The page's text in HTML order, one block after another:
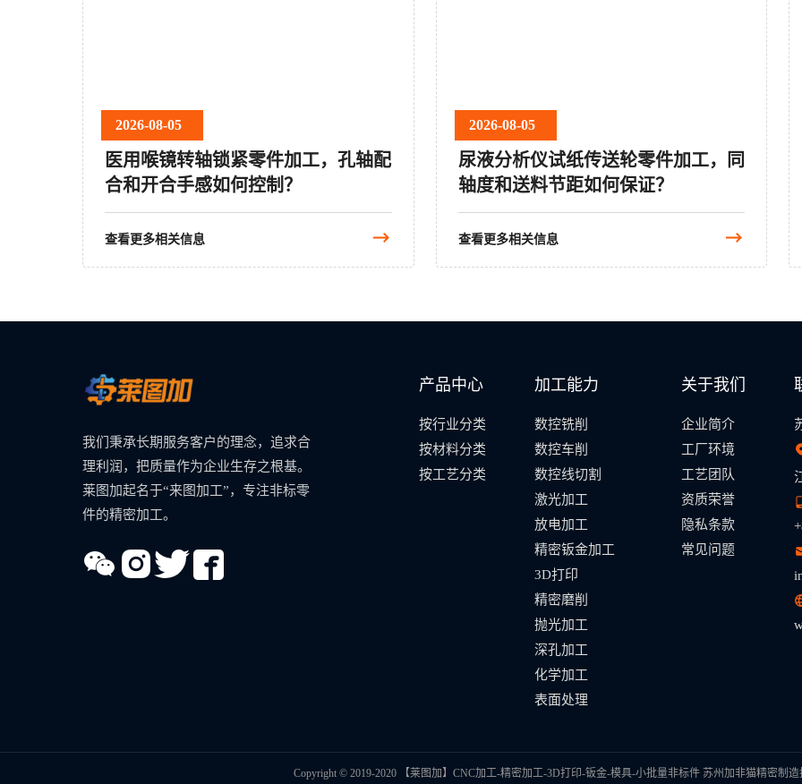
2026-08-05
医用喉镜转轴锁紧零件加工，孔轴配
合和开合手感如何控制？
查看更多相关信息
2026-08-05
尿液分析仪试纸传送轮零件加工，同
轴度和送料节距如何保证？
查看更多相关信息
我们秉承长期服务客户的理念，追求合
理利润，把质量作为企业生存之根基。
莱图加起名于“来图加工”，专注非标零
件的精密加工。
产品中心
按行业分类
按材料分类
按工艺分类
加工能力
数控铣削
数控车削
数控线切割
激光加工
放电加工
精密钣金加工
3D打印
精密磨削
抛光加工
深孔加工
化学加工
表面处理
关于我们
企业简介
工厂环境
工艺团队
资质荣誉
隐私条款
常见问题
Copyright © 2019-2020 【莱图加】CNC加工-精密加工-3D打印-钣金-模具-小批量非标件 苏州加非猫精密制